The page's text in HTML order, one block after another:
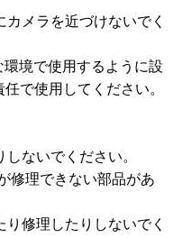
メラを近づけないでく
境で使用するように設
任で使用してください。
ないでください。
修理できない部品があ
修理したりしないでく